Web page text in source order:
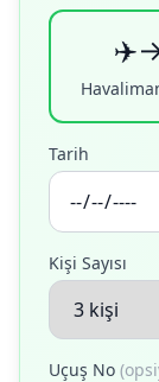
Tarih
Kişi Sayısı
Uçuş No